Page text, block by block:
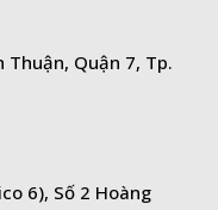
Thuận, Quận 7, Tp.
6), Số 2 Hoàng